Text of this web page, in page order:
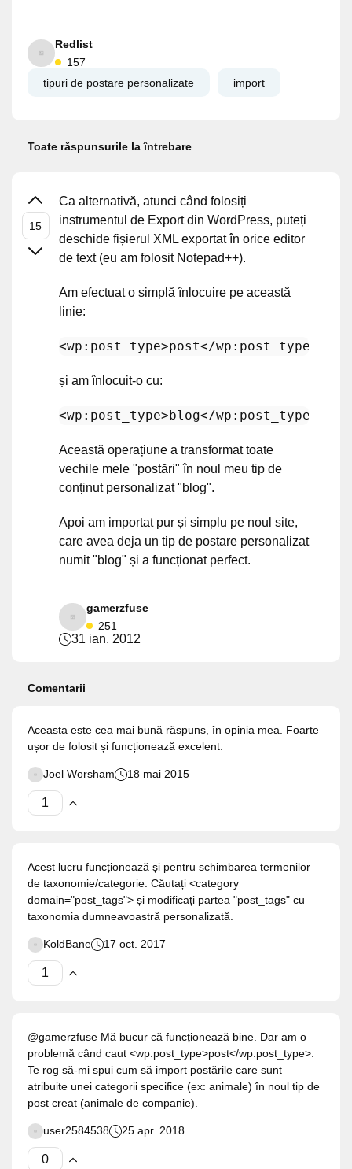
Redlist
157
tipuri de postare personalizate
import
Toate răspunsurile la întrebare
Ca alternativă, atunci când folosiți
instrumentul de Export din WordPress, puteți
deschide fișierul XML exportat în orice editor
de text (eu am folosit Notepad++).
Am efectuat o simplă înlocuire pe această
linie:
<wp:post_type>post</wp:post_type
și am înlocuit-o cu:
<wp:post_type>blog</wp:post_type
Această operațiune a transformat toate
vechile mele "postări" în noul meu tip de
conținut personalizat "blog".
Apoi am importat pur și simplu pe noul site,
care avea deja un tip de postare personalizat
numit "blog" și a funcționat perfect.
gamerzfuse
251
31 ian. 2012
Comentarii
Aceasta este cea mai bună răspuns, în opinia mea. Foarte
ușor de folosit și funcționează excelent.
Joel Worsham 18 mai 2015
Acest lucru funcționează și pentru schimbarea termenilor
de taxonomie/categorie. Căutați <category
domain="post_tags"> și modificați partea "post_tags" cu
taxonomia dumneavoastră personalizată.
KoldBane 17 oct. 2017
@gamerzfuse Mă bucur că funcționează bine. Dar am o
problemă când caut <wp:post_type>post</wp:post_type>.
Te rog să-mi spui cum să import postările care sunt
atribuite unei categorii specifice (ex: animale) în noul tip de
post creat (animale de companie).
user2584538 25 apr. 2018